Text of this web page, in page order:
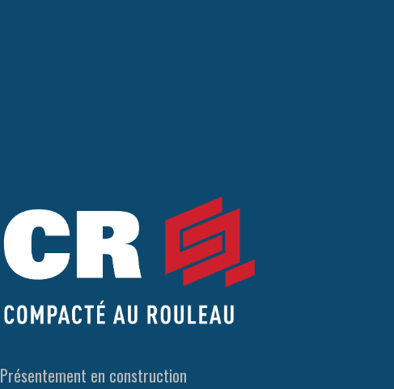
Présentement en construction